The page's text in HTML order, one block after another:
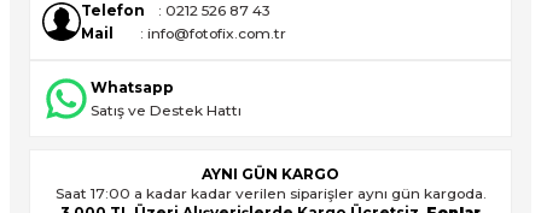
Setleri
Telefon
: 0212 526 87 43
Mail
: info@fotofix.com.tr
Whatsapp
Satış ve Destek Hattı
AYNI GÜN KARGO
Saat 17:00 a kadar kadar verilen siparişler aynı gün kargoda.